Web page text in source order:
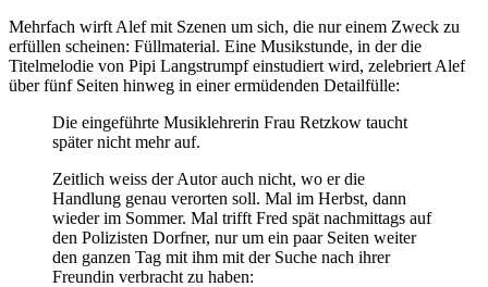
Mehrfach wirft Alef mit Szenen um sich, die nur einem Zweck zu
erfüllen scheinen: Füllmaterial. Eine Musikstunde, in der die
Titelmelodie von Pipi Langstrumpf einstudiert wird, zelebriert Alef
über fünf Seiten hinweg in einer ermüdenden Detailfülle:
Die eingeführte Musiklehrerin Frau Retzkow taucht
später nicht mehr auf.
Zeitlich weiss der Autor auch nicht, wo er die
Handlung genau verorten soll. Mal im Herbst, dann
wieder im Sommer. Mal trifft Fred spät nachmittags auf
den Polizisten Dorfner, nur um ein paar Seiten weiter
den ganzen Tag mit ihm mit der Suche nach ihrer
Freundin verbracht zu haben: